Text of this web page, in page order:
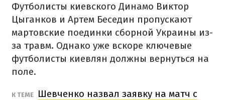
Футболисты киевского Динамо Виктор
Цыганков и Артем Беседин пропускают
мартовские поединки сборной Украины из-
за травм. Однако уже вскоре ключевые
футболисты киевлян должны вернуться на
поле.
К ТЕМЕ
Шевченко назвал заявку на матч с